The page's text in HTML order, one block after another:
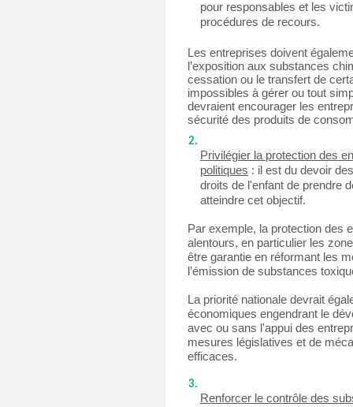
pour responsables et les
procédures de recours.
Les entreprises doivent
l’exposition aux substances
cessation ou le transfert de
impossibles à gérer ou tout
devraient encourager les
sécurité des produits de
Privilégier la protection des
politiques : il est du devoir
droits de l'enfant de prendre
atteindre cet objectif.
Par exemple, la protection des
alentours, en particulier les
être garantie en réformant les
l’émission de substances
La priorité nationale devrait
économiques engendrant le
avec ou sans l'appui des
mesures législatives et de
efficaces.
Renforcer le contrôle des